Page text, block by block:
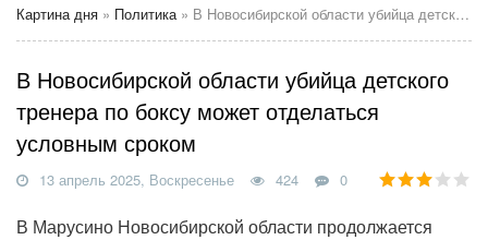
Картина дня » Политика» В Новосибирской области убийца детского тренера по боксу может отделаться условным сроком
В Новосибирской области убийца детского
тренера по боксу может отделаться
условным сроком
13 апрель 2025, Воскресенье 424 0
В Марусино Новосибирской области продолжается